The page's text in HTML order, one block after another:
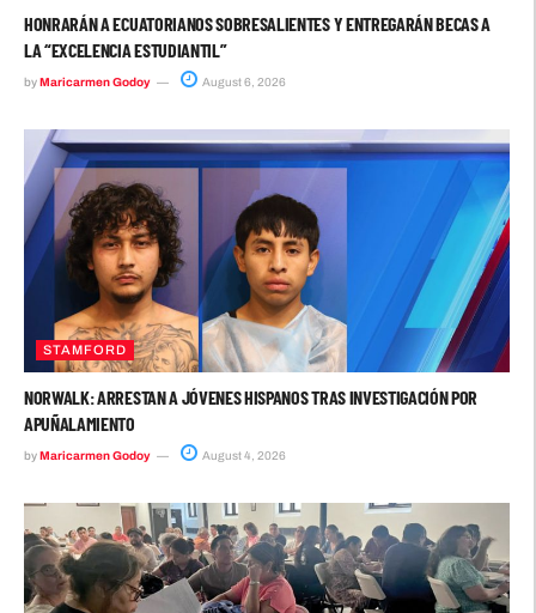
HONRARÁN A ECUATORIANOS SOBRESALIENTES Y ENTREGARÁN BECAS A
LA “EXCELENCIA ESTUDIANTIL”
byMaricarmen Godoy August 6, 2026
STAMFORD
NORWALK: ARRESTAN A JÓVENES HISPANOS TRAS INVESTIGACIÓN POR
APUÑALAMIENTO
byMaricarmen Godoy August 4, 2026